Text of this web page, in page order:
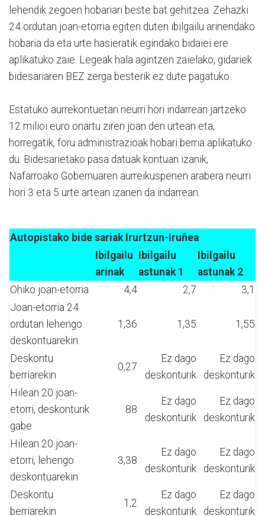
lehendik zegoen hobariari beste bat gehitzea. Zehazki
24 ordutan joan-etorria egiten duten ibilgailu arinendako
hobaria da eta urte hasieratik egindako bidaiei ere
aplikatuko zaie. Legeak hala agintzen zaielako, gidariek
bidesariaren BEZ zerga besterik ez dute pagatuko.
Estatuko aurrekontuetan neurri hori indarrean jartzeko
12 milioi euro onartu ziren joan den urtean eta,
horregatik, foru administrazioak hobari berria aplikatuko
du. Bidesarietako pasa datuak kontuan izanik,
Nafarroako Gobernuaren aurreikuspenen arabera neurri
hori 3 eta 5 urte artean izanen da indarrean.
Autopistako bide sariak Irurtzun-Iruñea
Ibilgailu
arinak
Ibilgailu
astunak 1
Ibilgailu
astunak 2
Ohiko joan-etorria
4,4 2,7
3,1
Joan-etorria 24
ordutan lehengo
deskontuarekin
1,36 1,35 1,55
Deskontu
berriarekin
0,27
Ez dago
deskonturik
Ez dago
deskonturik
Hilean 20 joan-
etorri, deskonturik
gabe
88
Ez dago
deskonturik
Ez dago
deskonturik
Hilean 20 joan-
etorri, lehengo
deskontuarekin
3,38
Ez dago
deskonturik
Ez dago
deskonturik
Deskontu
berriarekin
1,2
Ez dago
deskonturik
Ez dago
deskonturik